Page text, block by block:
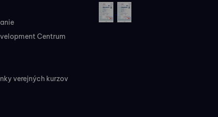
Centrum
verejných kurzov